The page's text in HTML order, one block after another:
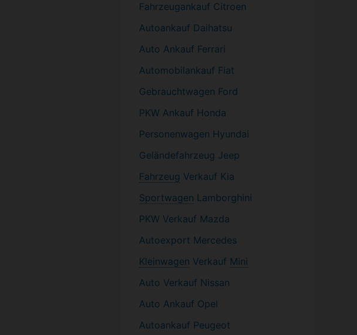
Fahrzeugankauf Citroen
Autoankauf Daihatsu
Auto Ankauf Ferrari
Automobilankauf Fiat
Gebrauchtwagen Ford
PKW Ankauf Honda
Personenwagen Hyundai
Geländefahrzeug Jeep
Fahrzeug Verkauf Kia
Sportwagen Lamborghini
PKW Verkauf Mazda
Autoexport Mercedes
Kleinwagen Verkauf Mini
Auto Verkauf Nissan
Auto Ankauf Opel
Autoankauf Peugeot